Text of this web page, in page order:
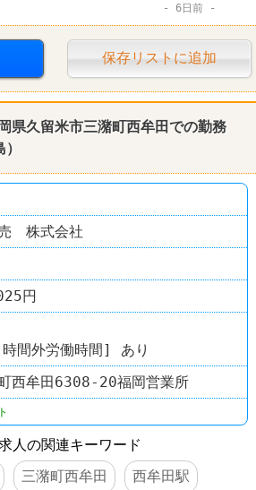
6日前
保存リストに追加
県久留米市三潴町西牟田での勤務
）
株式会社
円
間外労働時間] あり
西牟田6308-20福岡営業所
人の関連キーワード
三潴町西牟田 西牟田駅